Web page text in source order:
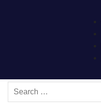
Search